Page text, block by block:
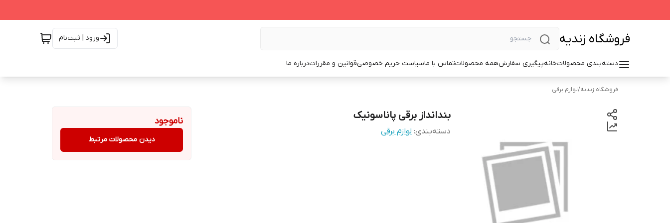
فروشگاه زندیه ورود | ثبت‌نام
دسته‌بندی محصولاتخانهپیگیری سفارشهمه محصولاتتماس با ماسیاست حریم خصوصیقوانین و مقرراتدرباره ما
فروشگاه زندیه/لوازم برقی
بندانداز برقی پاناسونیک
دسته‌بندی: لوازم برقی
ناموجود
دیدن محصولات مرتبط